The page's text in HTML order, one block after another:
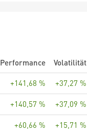
Performance Volatilität
+141,68 % +37,27 %
+140,57 % +37,09 %
+60,66 % +15,71 %